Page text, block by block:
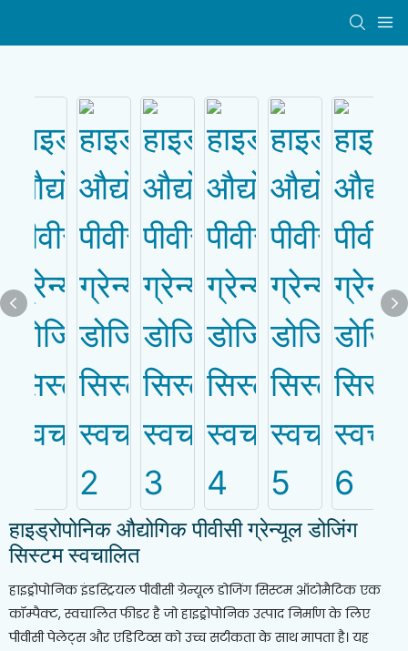
हाइड्रोपोनिक औद्योगिक पीवीसी ग्रेन्यूल डोजिंग
सिस्टम स्वचालित
हाइड्रोपोनिक इंडस्ट्रियल पीवीसी ग्रेन्यूल डोजिंग सिस्टम ऑटोमैटिक एक
कॉम्पैक्ट, स्वचालित फीडर है जो हाइड्रोपोनिक उत्पाद निर्माण के लिए
पीवीसी पेलेट्स और एडिटिव्स को उच्च सटीकता के साथ मापता है। यह